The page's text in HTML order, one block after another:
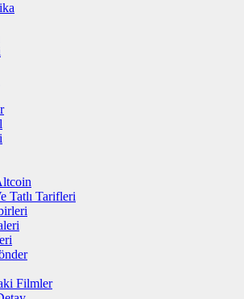
Tatlı Tarifleri
Filmler